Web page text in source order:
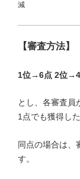
減
【審査方法】
1位→6点 2位
とし、各審査員
1点でも獲得し
同点の場合は、
す。